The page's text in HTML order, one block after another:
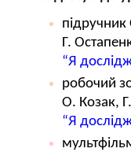
Г.
“Я
робочий
О. Козак,
“Я